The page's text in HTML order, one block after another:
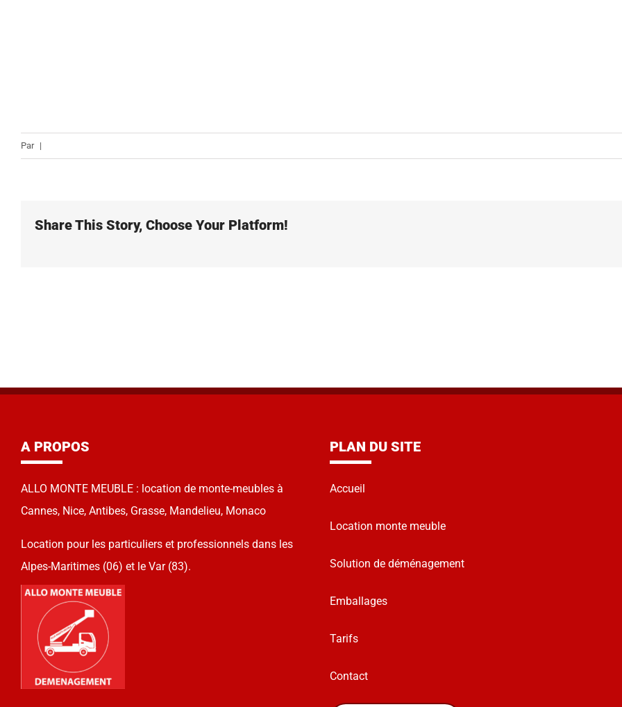
Par |
Share This Story, Choose Your Platform!
A PROPOS
ALLO MONTE MEUBLE : location de monte-meubles à
Cannes, Nice, Antibes, Grasse, Mandelieu, Monaco
Location pour les particuliers et professionnels dans les
Alpes-Maritimes (06) et le Var (83).
PLAN DU SITE
Accueil
Location monte meuble
Solution de déménagement
Emballages
Tarifs
Contact